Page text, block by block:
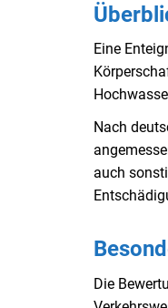
Eine
Nach
auch
Die